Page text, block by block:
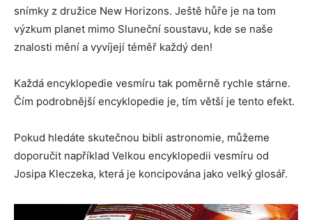
snímky z družice New Horizons. Ještě hůře je na tom
výzkum planet mimo Sluneční soustavu, kde se naše
znalosti mění a vyvíjejí téměř každý den!
Každá encyklopedie vesmíru tak poměrně rychle stárne.
Čím podrobnější encyklopedie je, tím větší je tento efekt.
Pokud hledáte skutečnou bibli astronomie, můžeme
doporučit například Velkou encyklopedii vesmíru od
Josipa Kleczeka, která je koncipována jako velký glosář.